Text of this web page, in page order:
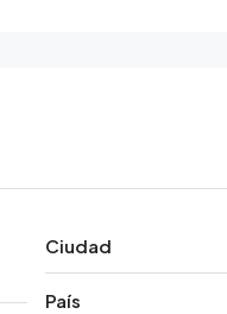
Ciudad
País